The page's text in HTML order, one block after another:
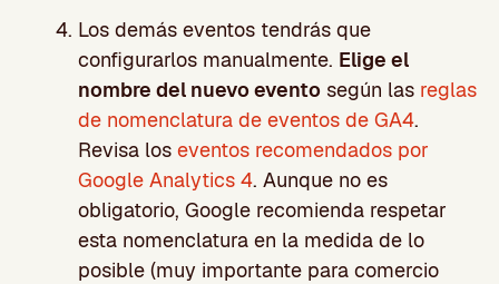
Los demás eventos tendrás que
configurarlos manualmente. Elige el
nombre del nuevo evento según las reglas
de nomenclatura de eventos de GA4.
Revisa los eventos recomendados por
Google Analytics 4. Aunque no es
obligatorio, Google recomienda respetar
esta nomenclatura en la medida de lo
posible (muy importante para comercio